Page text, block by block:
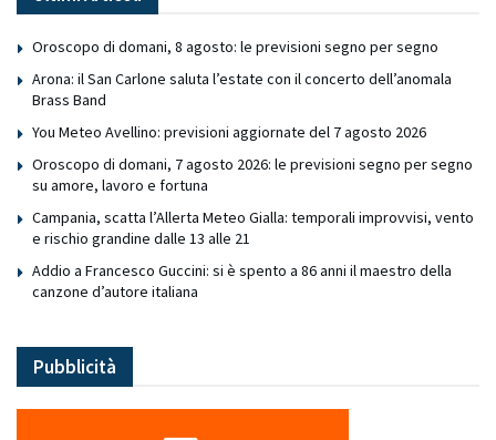
Oroscopo di domani, 8 agosto: le previsioni segno per segno
Arona: il San Carlone saluta l’estate con il concerto dell’anomala
Brass Band
You Meteo Avellino: previsioni aggiornate del 7 agosto 2026
Oroscopo di domani, 7 agosto 2026: le previsioni segno per segno
su amore, lavoro e fortuna
Campania, scatta l’Allerta Meteo Gialla: temporali improvvisi, vento
e rischio grandine dalle 13 alle 21
Addio a Francesco Guccini: si è spento a 86 anni il maestro della
canzone d’autore italiana
Pubblicità